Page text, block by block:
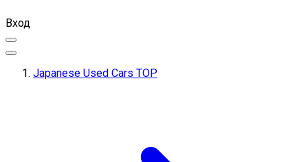
Вход
Japanese Used Cars TOP